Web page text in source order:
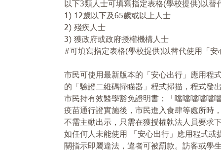
以下3類人士可填寫指定表格(學校提供)以替
1) 12歲以下及65歲或以上人士
2) 殘疾人士
3) 獲政府或政府授權機構人士
#可填寫指定表格(學校提供)以替代使用「
市民可使用最新版本的「安心出行」應用程
的「驗證二維碼掃瞄器」程式掃描，程式發
市民持有效醫學豁免證明書；「噹噹噹噹噹
疫苗通行證實施後，市民進入食肆等處所時
不需主動出示，只需在獲授權執法人員要求
如任何人未能使用 「安心出行」應用程式
關指示即屬違法，違者可被罰款。訪客或學